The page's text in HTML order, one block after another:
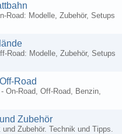
Road: Modelle, Zubehör, Setups
Road: Modelle, Zubehör, Setups
Road
On-Road, Off-Road, Benzin,
Zubehör
Zubehör. Technik und Tipps.